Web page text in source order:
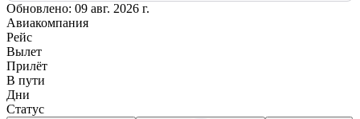
Обновлено: 09 авг. 2026 г.
Авиакомпания
Рейс
Вылет
Прилёт
В пути
Дни
Статус